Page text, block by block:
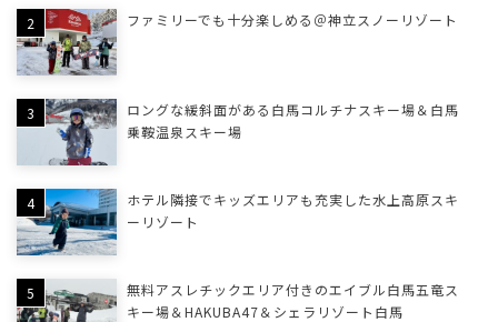
ファミリーでも十分楽しめる＠神立スノーリゾート
ロングな緩斜面がある白馬コルチナスキー場＆白馬
乗鞍温泉スキー場
ホテル隣接でキッズエリアも充実した水上高原スキ
ーリゾート
無料アスレチックエリア付きのエイブル白馬五竜ス
キー場＆HAKUBA47＆シェラリゾート白馬